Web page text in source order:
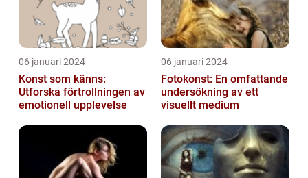
06 januari 2024
Konst som känns:
Utforska förtrollningen av
emotionell upplevelse
06 januari 2024
Fotokonst: En omfattande
undersökning av ett
visuellt medium